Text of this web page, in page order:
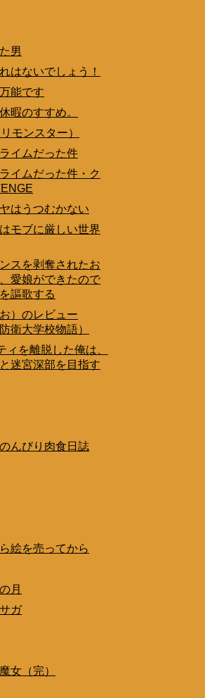
男
はないでしょう！
能です
暇のすすめ。
モンスター）
イムだった件
イムだった件・ク
はうつむかない
モブに厳しい世界
スを剥奪されたお
愛娘ができたので
謳歌する
）のレビュー
衛大学校物語）
ィを離脱した俺は、
迷宮深部を目指す
んびり肉食日誌
絵を売ってから
月
ガ
女（完）